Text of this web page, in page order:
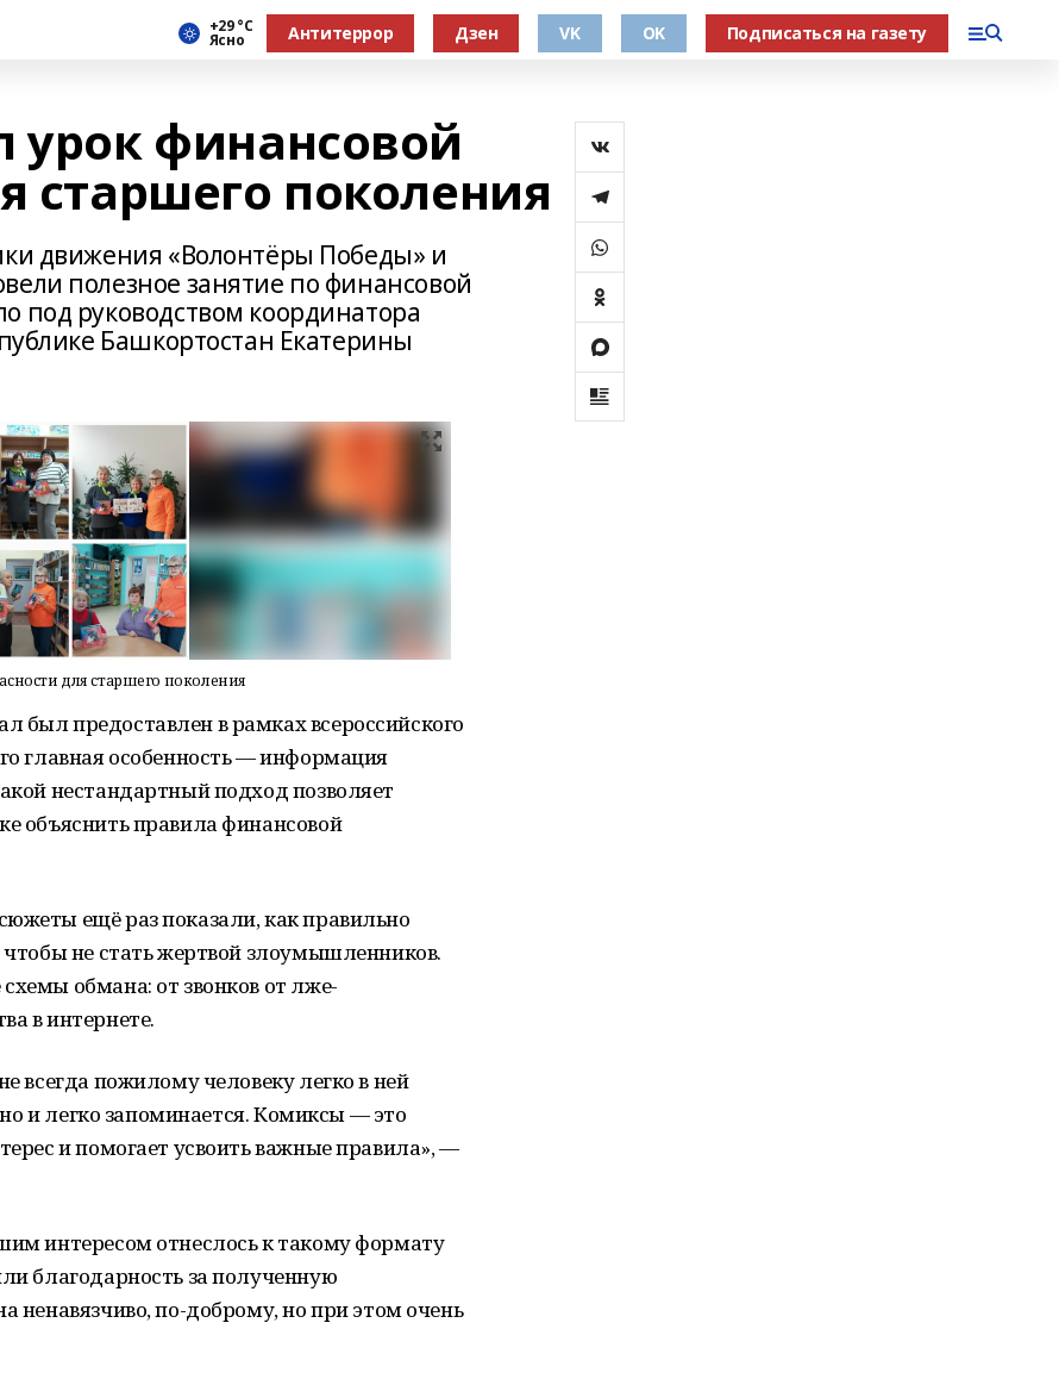
+29 °С
Ясно Антитеррор Дзен VK OK Подписаться на газету
урок финансовой
старшего поколения
движения «Волонтёры Победы» и
полезное занятие по финансовой
под руководством координатора
Башкортостан Екатерины
для старшего поколения
был предоставлен в рамках всероссийского
главная особенность — информация
нестандартный подход позволяет
объяснить правила финансовой
ещё раз показали, как правильно
не стать жертвой злоумышленников.
обмана: от звонков от лже-
в интернете.
всегда пожилому человеку легко в ней
и легко запоминается. Комиксы — это
и помогает усвоить важные правила», —
интересом отнеслось к такому формату
благодарность за полученную
ненавязчиво, по-доброму, но при этом очень